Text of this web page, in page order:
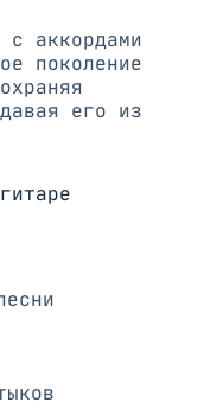
с аккордами
поколение
его из